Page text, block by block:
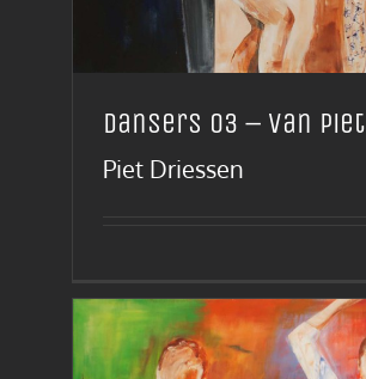
Dansers 03 – van Piet
Piet Driessen